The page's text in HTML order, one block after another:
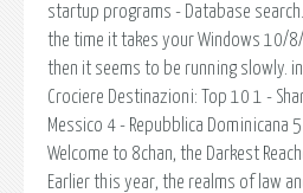
startup programs - Database
the time it takes your Windows 10/
then it seems to be running slowly.
Crociere Destinazioni: Top 10 1 -
Messico 4 - Repubblica Dominicana
Welcome to 8chan, the Darkest
Earlier this year, the realms of law